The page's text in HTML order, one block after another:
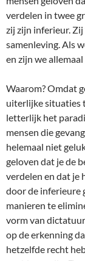
verdelen in twee
zij zijn inferieur.
samenleving. Als
en zijn we
Waarom? Omdat
uiterlijke situaties
letterlijk het
mensen die
helemaal niet
geloven dat je de
verdelen en dat je
door de inferieure
manieren te
vorm van
op de erkenning
hetzelfde recht